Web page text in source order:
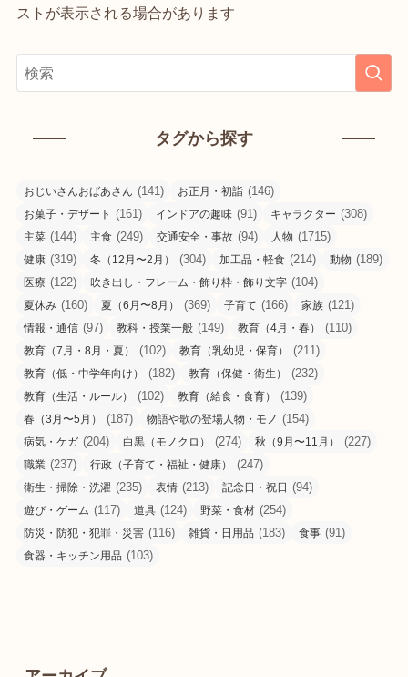
ストが表示される場合があります
タグから探す
おじいさんおばあさん (141) お正月・初詣 (146)
お菓子・デザート (161) インドアの趣味 (91) キャラクター (308)
主菜 (144) 主食 (249) 交通安全・事故 (94) 人物 (1715)
健康 (319) 冬（12月〜2月） (304) 加工品・軽食 (214) 動物 (189)
医療 (122) 吹き出し・フレーム・飾り枠・飾り文字 (104)
夏休み (160) 夏（6月〜8月） (369) 子育て (166) 家族 (121)
情報・通信 (97) 教科・授業一般 (149) 教育（4月・春） (110)
教育（7月・8月・夏） (102) 教育（乳幼児・保育） (211)
教育（低・中学年向け） (182) 教育（保健・衛生） (232)
教育（生活・ルール） (102) 教育（給食・食育） (139)
春（3月〜5月） (187) 物語や歌の登場人物・モノ (154)
病気・ケガ (204) 白黒（モノクロ） (274) 秋（9月〜11月） (227)
職業 (237) 行政（子育て・福祉・健康） (247)
衛生・掃除・洗濯 (235) 表情 (213) 記念日・祝日 (94)
遊び・ゲーム (117) 道具 (124) 野菜・食材 (254)
防災・防犯・犯罪・災害 (116) 雑貨・日用品 (183) 食事 (91)
食器・キッチン用品 (103)